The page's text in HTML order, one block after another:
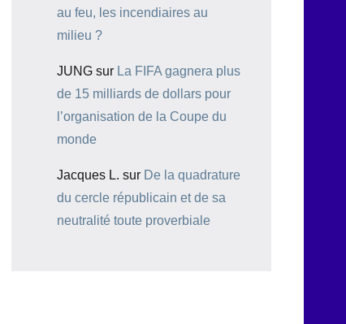
au feu, les incendiaires au
milieu ?
JUNG sur La FIFA gagnera plus
de 15 milliards de dollars pour
l’organisation de la Coupe du
monde
Jacques L. sur De la quadrature
du cercle républicain et de sa
neutralité toute proverbiale